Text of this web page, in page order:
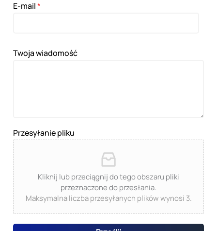
E-mail*
Twoja wiadomość
Przesyłanie pliku
Kliknij lub przeciągnij do tego obszaru pliki
przeznaczone do przesłania.
Maksymalna liczba przesyłanych plików wynosi 3.